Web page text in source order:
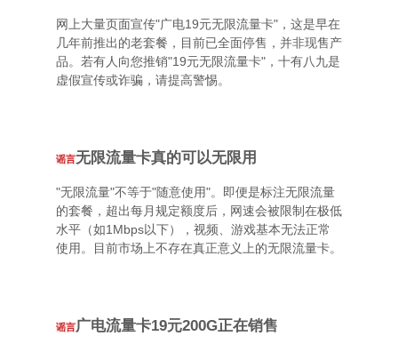
网上大量页面宣传"广电19元无限流量卡"，这是早在
几年前推出的老套餐，目前已全面停售，并非现售产
品。若有人向您推销"19元无限流量卡"，十有八九是
虚假宣传或诈骗，请提高警惕。
谣言无限流量卡真的可以无限用
"无限流量"不等于"随意使用"。即便是标注无限流量
的套餐，超出每月规定额度后，网速会被限制在极低
水平（如1Mbps以下），视频、游戏基本无法正常
使用。目前市场上不存在真正意义上的无限流量卡。
谣言广电流量卡19元200G正在销售